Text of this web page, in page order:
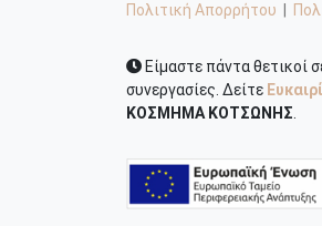
Πολιτική Απορρήτου
Είμαστε πάντα θετικοί
συνεργασίες. Δείτε
ΚΟΣΜΗΜΑ ΚΟΤΣΩΝΗΣ